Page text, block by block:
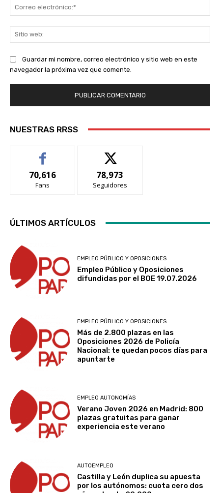
Guardar mi nombre, correo electrónico y sitio web en este
navegador la próxima vez que comente.
NUESTRAS RRSS
70,616
Fans
78,973
Seguidores
ÚLTIMOS ARTÍCULOS
EMPLEO PÚBLICO Y OPOSICIONES
Empleo Público y Oposiciones
difundidas por el BOE 19.07.2026
EMPLEO PÚBLICO Y OPOSICIONES
Más de 2.800 plazas en las
Oposiciones 2026 de Policía
Nacional: te quedan pocos días para
apuntarte
EMPLEO AUTONOMÍAS
Verano Joven 2026 en Madrid: 800
plazas gratuitas para ganar
experiencia este verano
AUTOEMPLEO
Castilla y León duplica su apuesta
por los autónomos: cuota cero dos